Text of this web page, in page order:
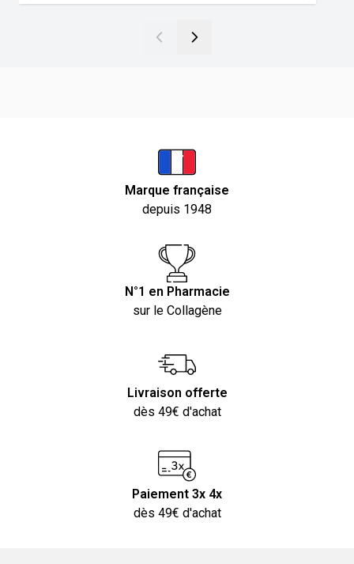
Marque française
depuis 1948
N°1 en Pharmacie
sur le Collagène
Livraison offerte
dès 49€ d'achat
Paiement 3x 4x
dès 49€ d'achat